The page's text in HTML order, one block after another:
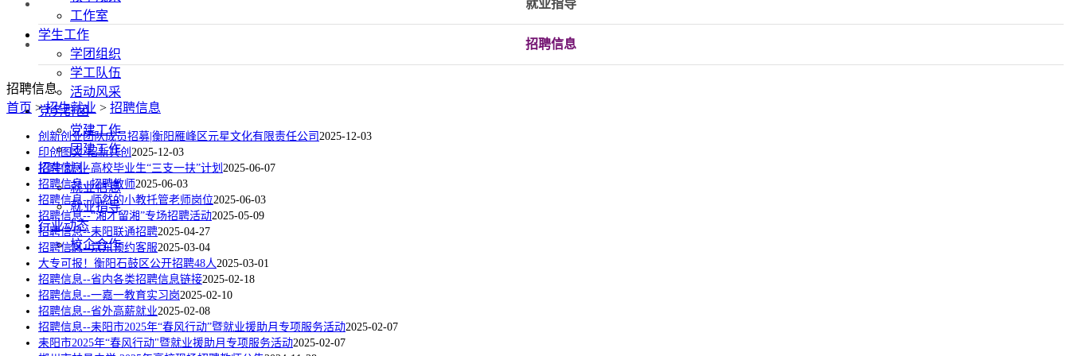
工作室
学生工作
学团组织
学工队伍
活动风采
党务群团
党建工作
团建工作
招生就业
就业信息
就业指导
行业动态
校企合作
就业指导
招聘信息
招聘信息
首页 >招生就业 > 招聘信息
创新创业团队成员招募|衡阳雁峰区元星文化有限责任公司 2025-12-03
印创图文·招新共创 2025-12-03
招聘信息--高校毕业生“三支一扶”计划 2025-06-07
招聘信息--招聘教师2025-06-03
招聘信息--师然的小教托管老师岗位2025-06-03
招聘信息--“湘才留湘”专场招聘活动2025-05-09
招聘信息--耒阳联通招聘2025-04-27
招聘信息--京东预约客服2025-03-04
大专可报！衡阳石鼓区公开招聘48人2025-03-01
招聘信息--省内各类招聘信息链接2025-02-18
招聘信息--一嘉一教育实习岗2025-02-10
招聘信息--省外高薪就业2025-02-08
招聘信息--耒阳市2025年“春风行动”暨就业援助月专项服务活动2025-02-07
耒阳市2025年“春风行动"暨就业援助月专项服务活动2025-02-07